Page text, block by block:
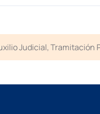
Judicial, Tramitación